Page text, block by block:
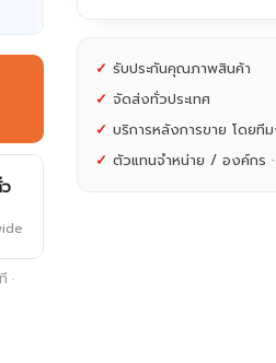
·
✓ รับประกันคุณภาพสินค้า
✓ จัดส่งทั่วประเทศ
✓ บริการหลังการขาย โดยที
✓ ตัวแทนจำหน่าย / องค์กร ·